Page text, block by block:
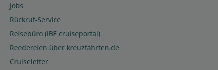
Jobs
Rückruf-Service
Reisebüro (IBE cruiseportal)
Reedereien über kreuzfahrten.de
Cruiseletter